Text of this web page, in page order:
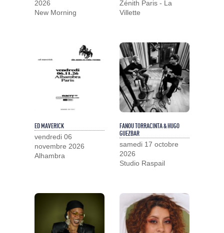
2026
New Morning
Zénith Paris - La
Villette
ED MAVERICK
vendredi 06
novembre 2026
Alhambra
FANOU TORRACINTA & HUGO
GUEZBAR
samedi 17 octobre
2026
Studio Raspail